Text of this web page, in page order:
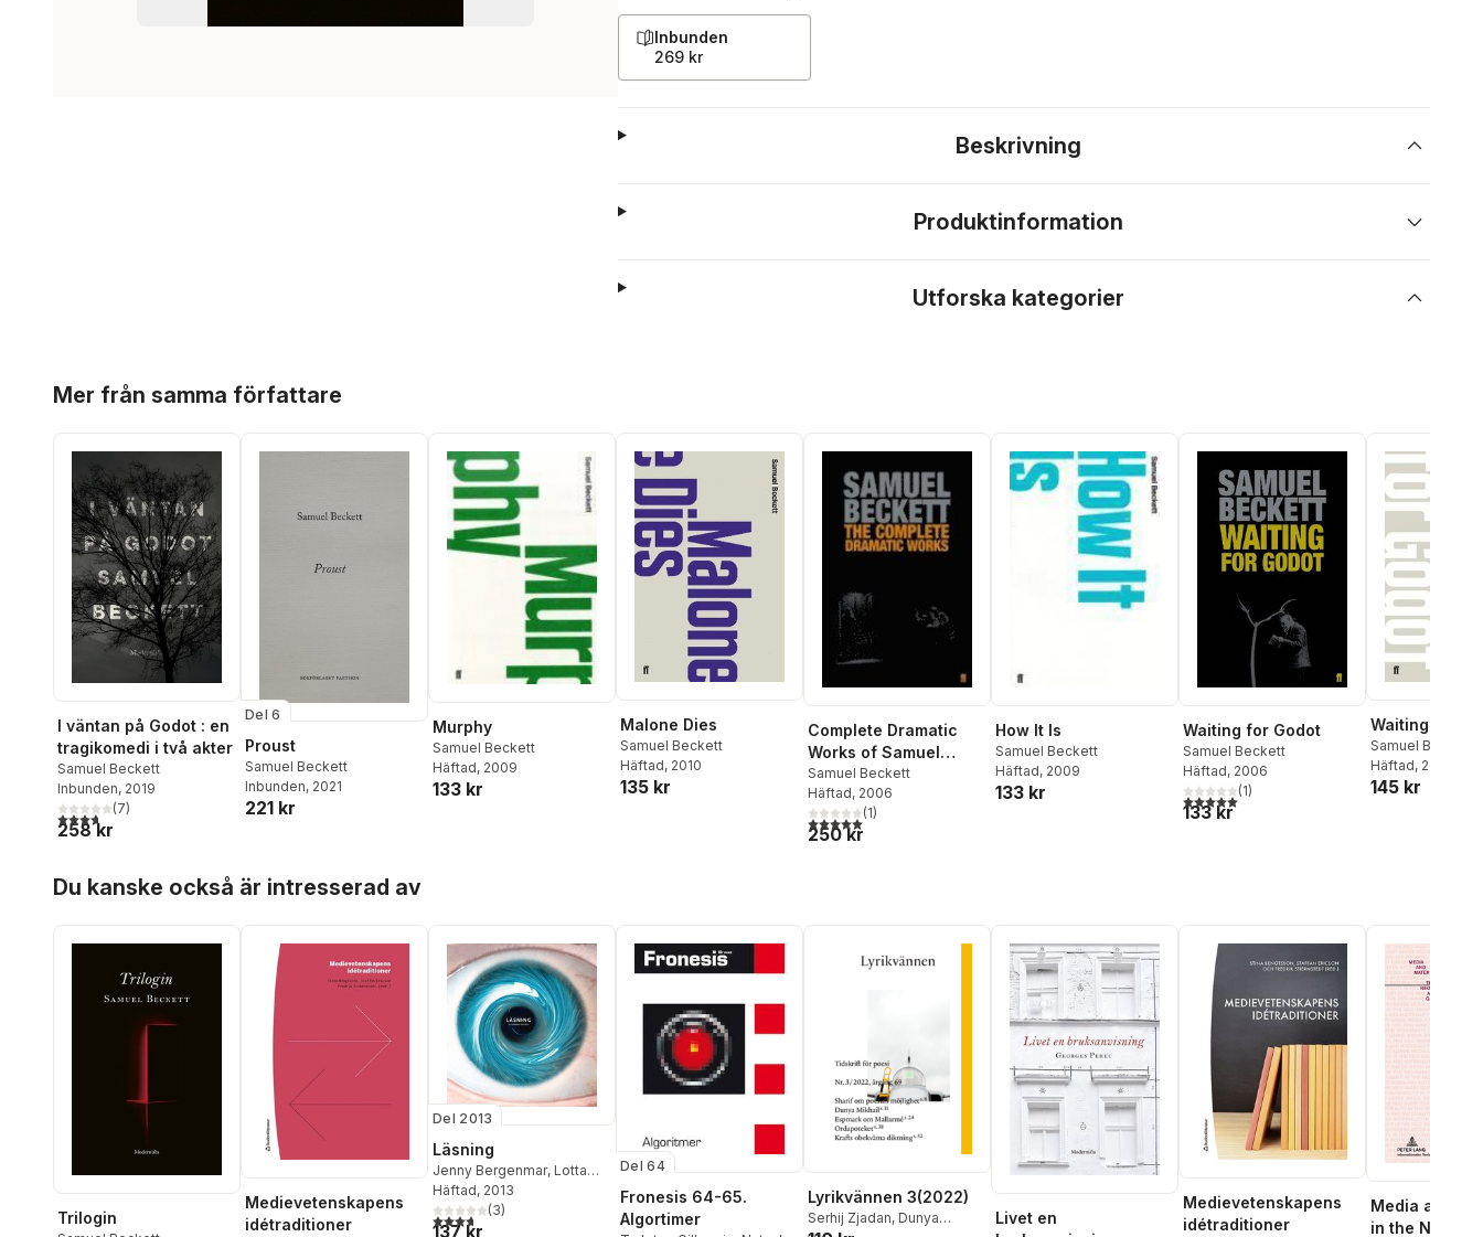
Inbunden
269 kr
Beskrivning
Produktinformation
Utforska kategorier
Mer från samma författare
I väntan på Godot : en
tragikomedi i två akter
Samuel Beckett
Inbunden, 2019
3,7utav 5 stjärnor. Totalt antal röster:
(7)
258 kr
Del 6
Proust
Samuel Beckett
Inbunden, 2021
221 kr
Murphy
Samuel Beckett
Häftad, 2009
133 kr
Malone Dies
Samuel Beckett
Häftad, 2010
135 kr
Complete Dramatic
Works of Samuel
Beckett
Samuel Beckett
Häftad, 2006
5,0utav 5 stjärnor. Totalt antal röster:
(1)
250 kr
How It Is
Samuel Beckett
Häftad, 2009
133 kr
Waiting for Godot
Samuel Beckett
Häftad, 2006
5,0utav 5 stjärnor. Totalt antal röster:
(1)
133 kr
Waiting for
Samuel Beckett
Häftad, 2010
145 kr
Du kanske också är intresserad av
Trilogin
Medievetenskapens
idétraditioner
Del 2013
Läsning
Jenny Bergenmar, Lotta
Bergman,Alexandra Borg
Thomas Götselius
Jarlbrink
Häftad, 2013
3,7utav 5 stjärnor. Totalt antal röster:
(3)
137 kr
Del 64
Fronesis 64-65.
Algortimer
Lyrikvännen 3(2022)
Serhij Zjadan, Dunya
Livet en
Medievetenskapens
idétraditioner
Media and
in the Neo-